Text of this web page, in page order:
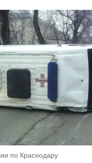
по Краснодару